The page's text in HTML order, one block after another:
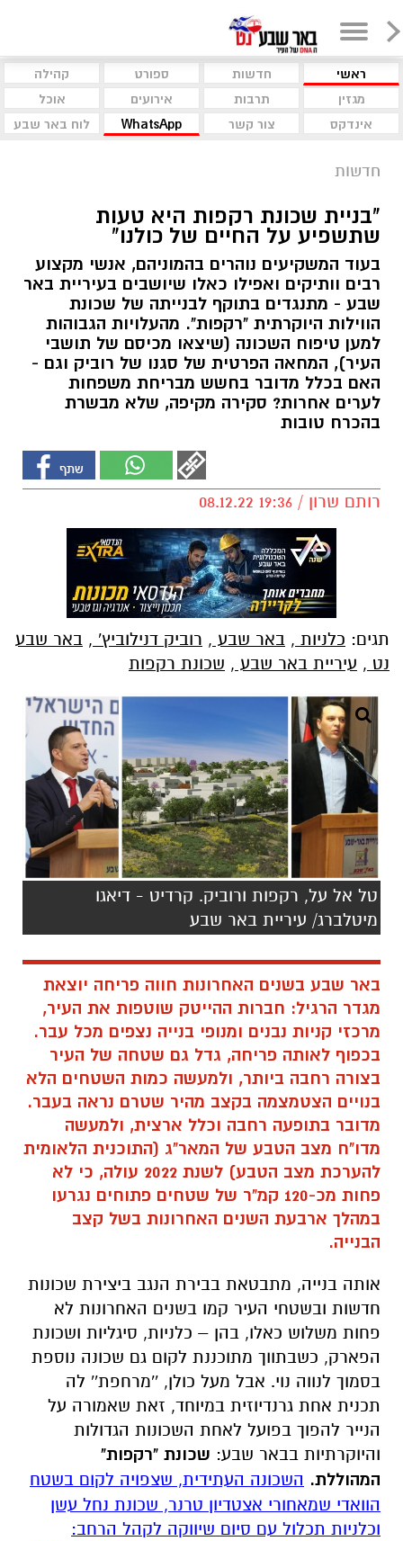
ראשי חדשות ספורט
קהילה
מגזין
תרבות אירועים
אוכל
אינדקס
צור קשר WhatsApp לוח באר שבע
חדשות
"בניית שכונת רקפות היא טעות
שתשפיע על החיים של כולנו"
בעוד המשקיעים נוהרים בהמוניהם, אנשי מקצוע
רבים וותיקים ואפילו כאלו שיושבים בעיריית באר
שבע - מתנגדים בתוקף לבנייתה של שכונת
הווילות היוקרתית "רקפות". מהעלויות הגבוהות
למען טיפוח השכונה (שיצאו מכיסם של תושבי
העיר), המחאה הפרטית של סגנו של רוביק וגם -
האם בכלל מדובר בחשש מבריחת משפחות
לערים אחרות? סקירה מקיפה, שלא מבשרת
בהכרח טובות
רותם שרון / 19:36 08.12.22
תגים: כלניות , באר שבע , רוביק דנילוביץ' , באר שבע
נט , עיריית באר שבע , שכונת רקפות
טל אל על, רקפות ורוביק. קרדיט - דיאגו
מיטלברג/ עיריית באר שבע
באר שבע בשנים האחרונות חווה פריחה יוצאת
מגדר הרגיל: חברות ההייטק שוטפות את העיר,
מרכזי קניות נבנים ומנופי בנייה נצפים מכל עבר.
בכפוף לאותה פריחה, גדל גם שטחה של העיר
בצורה רחבה ביותר, ולמעשה כמות השטחים הלא
בנויים הצטמצמה בקצב מהיר שטרם נראה בעבר.
מדובר בתופעה רחבה וכלל ארצית, ולמעשה
מדו"ח מצב הטבע של המאר"ג (התוכנית הלאומית
להערכת מצב הטבע) לשנת 2022 עולה, כי לא
פחות מכ-120 קמ"ר של שטחים פתוחים נגרעו
במהלך ארבעת השנים האחרונות בשל קצב
הבנייה.
אותה בנייה, מתבטאת בבירת הנגב ביצירת שכונות
חדשות ובשטחי העיר קמו בשנים האחרונות לא
פחות משלוש כאלו, בהן – כלניות, סיגליות ושכונת
הפארק, כשבתווך מתוכננת לקום גם שכונה נוספת
בסמוך לנווה נוי. אבל מעל כולן, ''מרחפת'' לה
תכנית אחת גרנדיוזית במיוחד, זאת שאמורה על
הנייר להפוך בפועל לאחת השכונות הגדולות
והיוקרתיות בבאר שבע: שכונת "רקפות"
המהוללת. השכונה העתידית, שצפויה לקום בשטח
הוואדי שמאחורי אצטדיון טרנר, שכונת נחל עשן
וכלניות תכלול עם סיום שיווקה לקהל הרחב: